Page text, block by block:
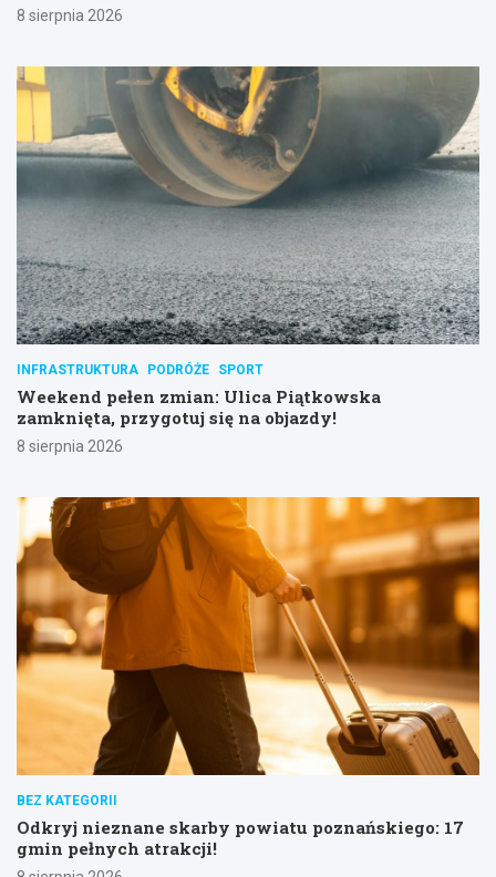
8 sierpnia 2026
INFRASTRUKTURA PODRÓŻE SPORT
Weekend pełen zmian: Ulica Piątkowska
zamknięta, przygotuj się na objazdy!
8 sierpnia 2026
BEZ KATEGORII
Odkryj nieznane skarby powiatu poznańskiego: 17
gmin pełnych atrakcji!